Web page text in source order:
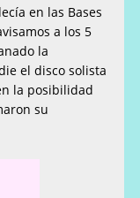
en las Bases
a los 5
la
el disco solista
la posibilidad
su